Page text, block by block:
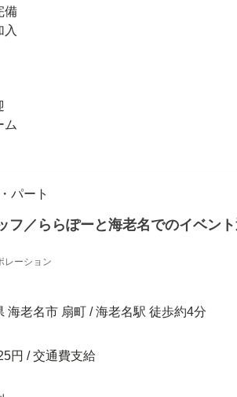
備
入
ム
パート
フ／ららぽーと海老名でのイベン
レーション
海老名市 扇町 / 海老名駅 徒歩約4分
円 / 交通費支給